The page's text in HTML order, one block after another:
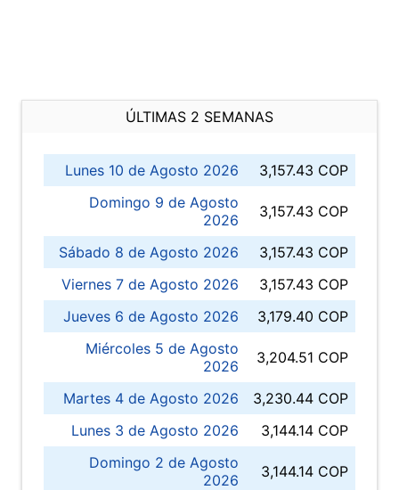
ÚLTIMAS 2 SEMANAS
Lunes 10 de Agosto 2026
3,157.43 COP
Domingo 9 de Agosto
2026
3,157.43 COP
Sábado 8 de Agosto 2026
3,157.43 COP
Viernes 7 de Agosto 2026
3,157.43 COP
Jueves 6 de Agosto 2026
3,179.40 COP
Miércoles 5 de Agosto
2026
3,204.51 COP
Martes 4 de Agosto 2026
3,230.44 COP
Lunes 3 de Agosto 2026
3,144.14 COP
Domingo 2 de Agosto
2026
3,144.14 COP